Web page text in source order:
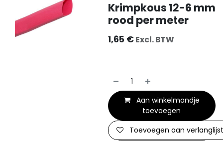
Krimpkous 12-6 mm
rood per meter
1,65 €Excl. BTW
Aan winkelmandje
toevoegen
Toevoegen aan verlanglijst